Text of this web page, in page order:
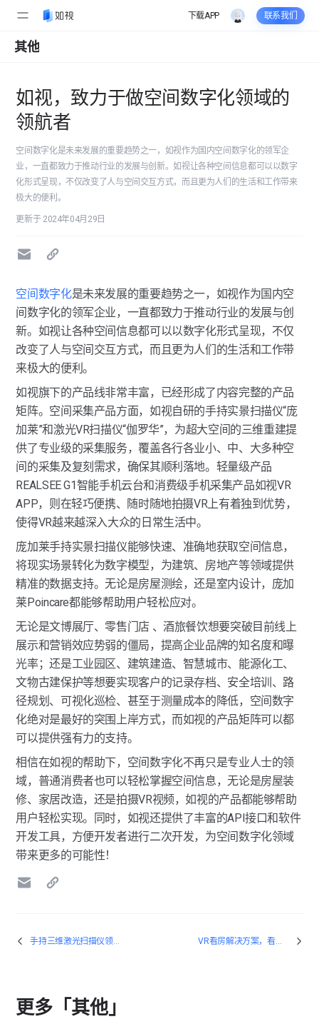
下载APP 联系我们
其他
如视，致力于做空间数字化领域的
领航者
空间数字化是未来发展的重要趋势之一，如视作为国内空间数字化的领军企
业，一直都致力于推动行业的发展与创新。如视让各种空间信息都可以以数字
化形式呈现，不仅改变了人与空间交互方式，而且更为人们的生活和工作带来
极大的便利。
更新于 2024年04月29日
空间数字化是未来发展的重要趋势之一，如视作为国内空
间数字化的领军企业，一直都致力于推动行业的发展与创
新。如视让各种空间信息都可以以数字化形式呈现，不仅
改变了人与空间交互方式，而且更为人们的生活和工作带
来极大的便利。
如视旗下的产品线非常丰富，已经形成了内容完整的产品
矩阵。空间采集产品方面，如视自研的手持实景扫描仪“庞
加莱”和激光VR扫描仪“伽罗华”，为超大空间的三维重建提
供了专业级的采集服务，覆盖各行各业小、中、大多种空
间的采集及复刻需求，确保其顺利落地。轻量级产品
REALSEE G1智能手机云台和消费级手机采集产品如视VR
APP，则在轻巧便携、随时随地拍摄VR上有着独到优势，
使得VR越来越深入大众的日常生活中。
庞加莱手持实景扫描仪能够快速、准确地获取空间信息，
将现实场景转化为数字模型，为建筑、房地产等领域提供
精准的数据支持。无论是房屋测绘，还是室内设计，庞加
莱Poincare都能够帮助用户轻松应对。
无论是文博展厅、零售门店 、酒旅餐饮想要突破目前线上
展示和营销效应势弱的僵局，提高企业品牌的知名度和曝
光率；还是工业园区、建筑建造、智慧城市、能源化工、
文物古建保护等想要实现客户的记录存档、安全培训、路
径规划、可视化巡检、甚至于测量成本的降低，空间数字
化绝对是最好的突围上岸方式，而如视的产品矩阵可以都
可以提供强有力的支持。
相信在如视的帮助下，空间数字化不再只是专业人士的领
域，普通消费者也可以轻松掌握空间信息，无论是房屋装
修、家居改造，还是拍摄VR视频，如视的产品都能够帮助
用户轻松实现。同时，如视还提供了丰富的API接口和软件
开发工具，方便开发者进行二次开发，为空间数字化领域
带来更多的可能性！
手持三维激光扫描仪领域的先锋——如视庞加莱 VR看房解决方案，看如视Realsee G1如何出圈儿
更多「其他」